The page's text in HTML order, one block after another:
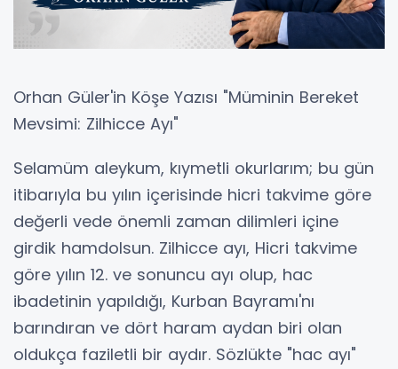
Orhan Güler'in Köşe Yazısı "Müminin Bereket
Mevsimi: Zilhicce Ayı"
Selamüm aleykum, kıymetli okurlarım; bu gün
itibarıyla bu yılın içerisinde hicri takvime göre
değerli vede önemli zaman dilimleri içine
girdik hamdolsun. Zilhicce ayı, Hicri takvime
göre yılın 12. ve sonuncu ayı olup, hac
ibadetinin yapıldığı, Kurban Bayramı'nı
barındıran ve dört haram aydan biri olan
oldukça faziletli bir aydır. Sözlükte "hac ayı"